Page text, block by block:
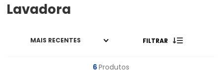
Lavadora
MAIS RECENTES FILTRAR
6Produtos